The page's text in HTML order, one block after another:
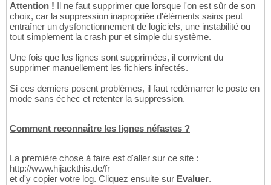
Attention ! Il ne faut supprimer que lorsque l'on est sûr de son
choix, car la suppression inapropriée d'éléments sains peut
entraîner un dysfonctionnement de logiciels, une instabilité ou
tout simplement la crash pur et simple du système.
Une fois que les lignes sont supprimées, il convient du
supprimer manuellement les fichiers infectés.
Si ces derniers posent problèmes, il faut redémarrer le poste en
mode sans échec et retenter la suppression.
Comment reconnaître les lignes néfastes ?
La première chose à faire est d'aller sur ce site :
http://www.hijackthis.de/fr
et d'y copier votre log. Cliquez ensuite sur Evaluer.